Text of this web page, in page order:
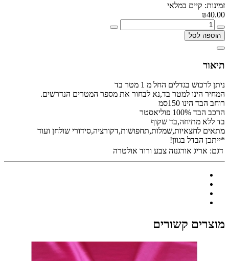
זמינות: קיים במלאי
₪40.00
הוספה לסל
תיאור
ניתן לרכוש בגדלים החל מ 1 מטר בד
המחיר הינו למטר בד,נא לבחור את מספר המטרים הנדרשים.
רוחב הבד הינו 150סמ
הרכב הבד 100% פוליאסטר
בד ללא מתיחה,בד שקוף
מתאים לחצאיות,שמלות,תחפושות,דקורציה,סידורי שולחן ועוד
*ייתכן הבדל בגוון!
דגם: אריג אורגנזה צבע ורוד אולטרה
מוצרים קשורים